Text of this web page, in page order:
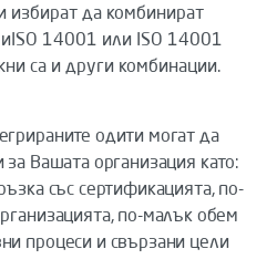
избират да комбинират
14001 или ISO 14001
са и други комбинации.
одити могат да
Вашата организация като:
със сертификацията, по-
по-малък обем
процеси и свързани цели